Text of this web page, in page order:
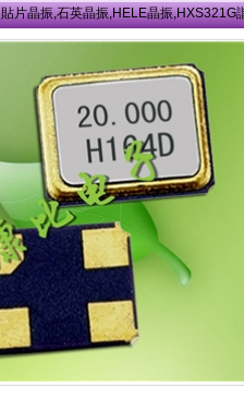
貼片晶振,石英晶振,HELE晶振,HXS321G